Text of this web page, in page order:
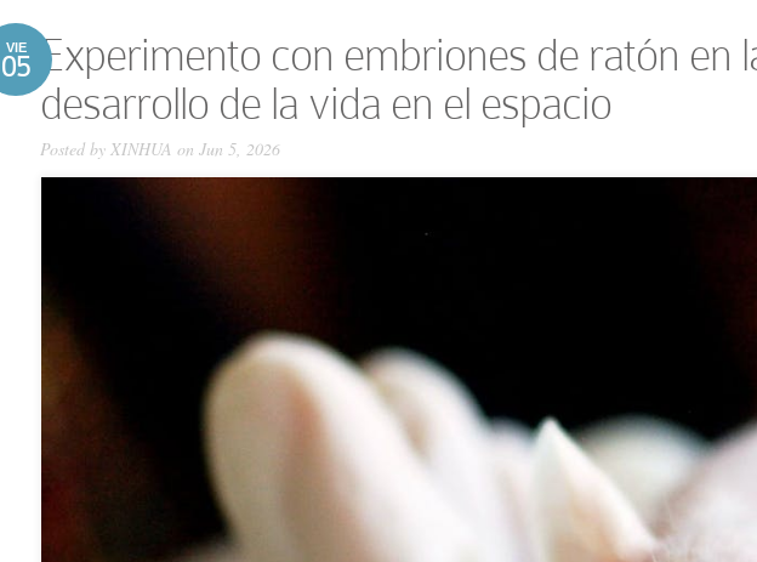
VIE
05 Experimento con embriones de ratón en
desarrollo de la vida en el espacio
Posted by XINHUA on Jun 5, 2026